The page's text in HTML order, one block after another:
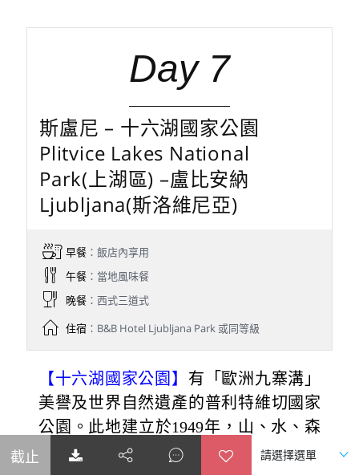
Day 7
斯盧尼 – 十六湖國家公園
Plitvice Lakes National
Park(上湖區) –盧比安納
Ljubljana(斯洛維尼亞)
早餐：飯店內享用
午餐：當地風味餐
晚餐：西式三道式
住宿：B&B Hotel Ljubljana Park 或同等級
【十六湖國家公園】 有「歐洲九寨溝」
美譽及世界自然遺產的普利特維切國家
公園。此地建立於1949年，山、水、森
林彷若一體，美麗而特殊的景色更是聞